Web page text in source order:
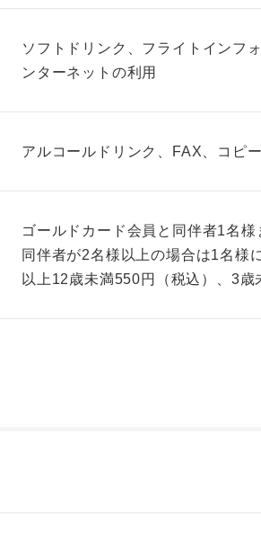
ソフトドリンク、フライトインフ
ンターネットの利用
アルコールドリンク、FAX、コピー
ゴールドカード会員と同伴者1名様
同伴者が2名様以上の場合は1名様
以上12歳未満550円（税込）、3歳